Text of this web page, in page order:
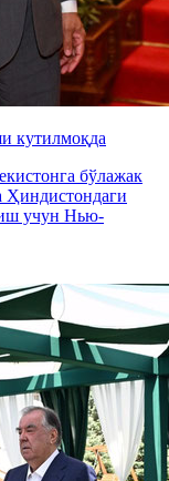
кутилмоқда
бўлажак
Ҳиндистондаги
учун Нью-